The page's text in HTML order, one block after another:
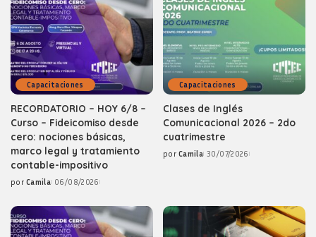
Capacitaciones
RECORDATORIO – HOY 6/8 –
Curso – Fideicomiso desde
cero: nociones básicas,
marco legal y tratamiento
contable-impositivo
Posted
por Camila 06/08/2026
Capacitaciones
Clases de Inglés
Comunicacional 2026 – 2do
cuatrimestre
Posted
por Camila 30/07/2026